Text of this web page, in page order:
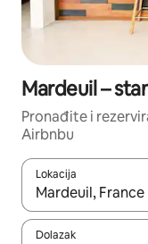
Mardeuil –
Pronađite i
Airbnbu
Lokacija
Kada budu
Dolazak